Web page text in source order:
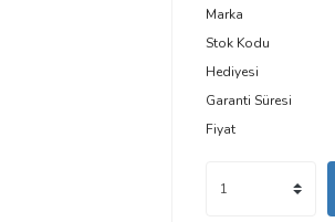
Marka
Stok Kodu
Hediyesi
Garanti Süresi
Fiyat